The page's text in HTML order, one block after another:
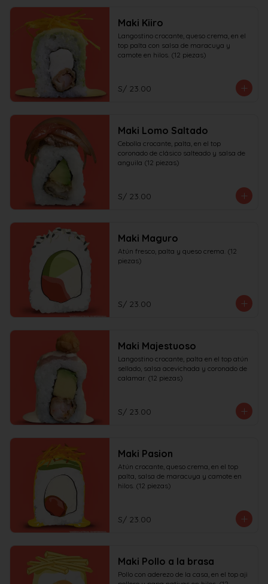
Maki Kiiro
Langostino crocante, queso crema, en el
top palta con salsa de maracuya y
camote en hilos. (12 piezas)
S/ 23.00
Maki Lomo Saltado
Cebolla crocante, palta, en el top
coronado de clásico salteado y salsa de
anguila (12 piezas)
S/ 23.00
Maki Maguro
Atún fresco, palta y queso crema. (12
piezas)
S/ 23.00
Maki Majestuoso
Langostino crocante, palta en el top atún
sellado, salsa acevichada y coronado de
calamar. (12 piezas)
S/ 23.00
Maki Pasion
Atún crocante, queso crema, en el top
palta, salsa de maracuya y camote en
hilos. (12 piezas)
S/ 23.00
Maki Pollo a la brasa
Pollo con aderezo de la casa, en el top aji